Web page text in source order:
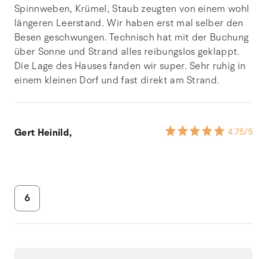
Spinnweben, Krümel, Staub zeugten von einem wohl
längeren Leerstand. Wir haben erst mal selber den
Besen geschwungen. Technisch hat mit der Buchung
über Sonne und Strand alles reibungslos geklappt.
Die Lage des Hauses fanden wir super. Sehr ruhig in
einem kleinen Dorf und fast direkt am Strand.
Gert Heinild, 4.75/5
6